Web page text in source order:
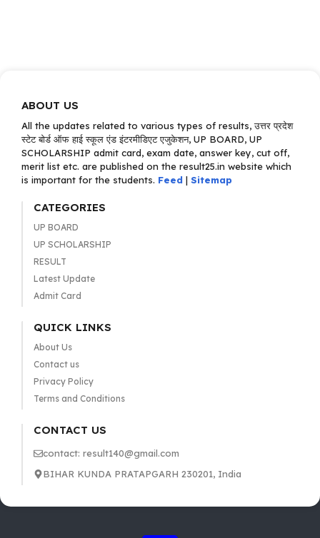
ABOUT US
All the updates related to various types of results, उत्तर प्रदेश
स्टेट बोर्ड ऑफ हाई स्कूल एंड इंटरमीडिएट एजुकेशन, UP BOARD, UP
SCHOLARSHIP admit card, exam date, answer key, cut off,
merit list etc. are published on the result25.in website which
is important for the students. Feed | Sitemap
CATEGORIES
UP BOARD
UP SCHOLARSHIP
RESULT
Latest Update
Admit Card
QUICK LINKS
About Us
Contact us
Privacy Policy
Terms and Conditions
CONTACT US
contact: result140@gmail.com
BIHAR KUNDA PRATAPGARH 230201, India